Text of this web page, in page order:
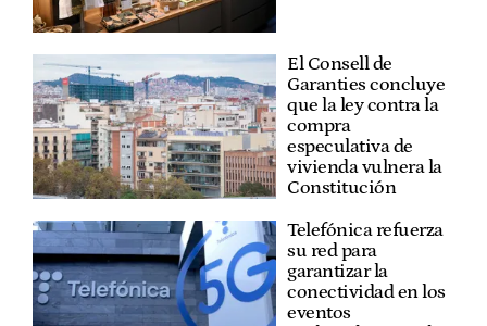
El Consell de
Garanties concluye
que la ley contra la
compra
especulativa de
vivienda vulnera la
Constitución
Telefónica refuerza
su red para
garantizar la
conectividad en los
eventos